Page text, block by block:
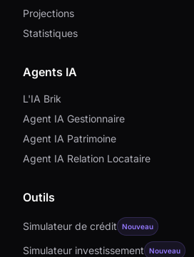
Projections
Statistiques
Agents IA
L'IA Brik
Agent IA Gestionnaire
Agent IA Patrimoine
Agent IA Relation Locataire
Outils
Simulateur de crédit Nouveau
Simulateur investissement Nouveau